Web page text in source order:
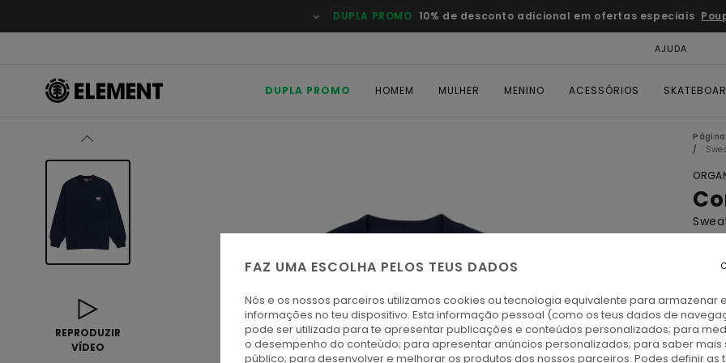
a
DUPLA PROMO 10% de desconto adicional em ofertas especiais
AJUDA
DUPLA PROMO HOMEM MULHER MENINO ACESSÓRIOS
REPRODUZIR
VÍDEO
€
Paga
FAZ UMA ESCOLHA PELOS TEUS DADOS
Nós e os nossos parceiros utilizamos cookies ou tecnologia equivalente para armazenar
informações no teu dispositivo. Esta informação pessoal (como os teus dados de
pode ser utilizada para te apresentar publicações e conteúdos personalizados; para
o desempenho do conteúdo; para apresentar anúncios personalizados; para saber mais
público; para desenvolver e melhorar os produtos dos nossos parceiros. Podes definir as